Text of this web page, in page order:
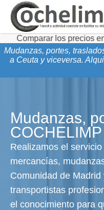
los precios en el
Mudanzas, portes,
a Ceuta y viceversa.
Mudanzas,
COCHELIMP
Realizamos el
mercancías,
Comunidad de Madrid
transportistas
el conocimiento para